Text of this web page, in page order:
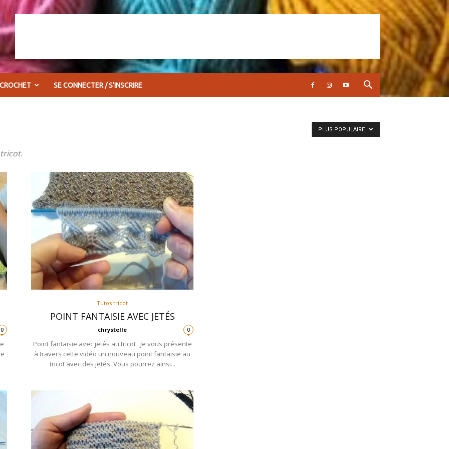
Publicité
SE CONNECTER / S’INSCRIRE
PLUS POPULAIRE
0
Tutos tricot
POINT FANTAISIE AVEC JETÉS
chrystelle 0
Point fantaisie avec jetés au tricot Je vous présente
à travers cette vidéo un nouveau point fantaisie au
tricot avec des jetés. Vous pourrez ainsi...